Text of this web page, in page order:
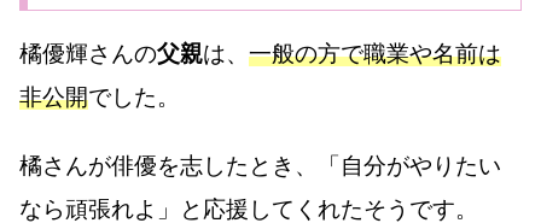
橘優輝さんの父親は、 一般の方で職業や名前は
非公開でした。
橘さんが俳優を志したとき、「自分がやりたい
なら頑張れよ」と応援してくれたそうです。